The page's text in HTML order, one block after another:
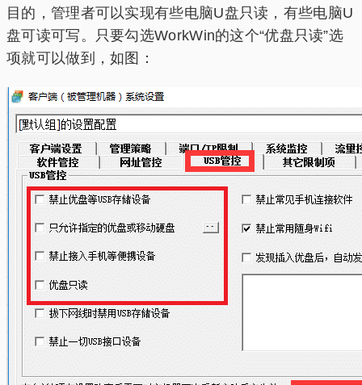
目的，管理者可以实现有些电脑U盘只读，有些电脑U
盘可读可写。只要勾选WorkWin的这个“优盘只读”选
项就可以做到，如图：